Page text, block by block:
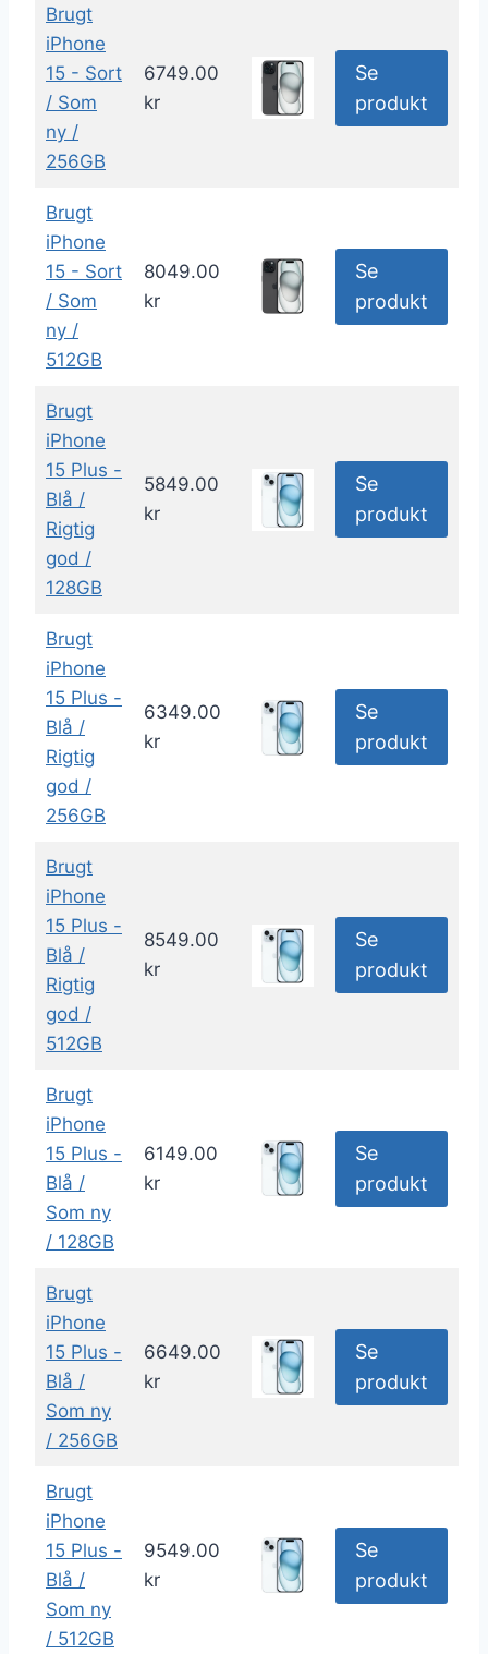
Brugt
iPhone
15 - Sort
/ Som
ny /
256GB
6749.00
kr
Se
produkt
Brugt
iPhone
15 - Sort
/ Som
ny /
512GB
8049.00
kr
Se
produkt
Brugt
iPhone
15 Plus -
Blå /
Rigtig
god /
128GB
5849.00
kr
Se
produkt
Brugt
iPhone
15 Plus -
Blå /
Rigtig
god /
256GB
6349.00
kr
Se
produkt
Brugt
iPhone
15 Plus -
Blå /
Rigtig
god /
512GB
8549.00
kr
Se
produkt
Brugt
iPhone
15 Plus -
Blå /
Som ny
/ 128GB
6149.00
kr
Se
produkt
Brugt
iPhone
15 Plus -
Blå /
Som ny
/ 256GB
6649.00
kr
Se
produkt
Brugt
iPhone
15 Plus -
Blå /
Som ny
/ 512GB
9549.00
kr
Se
produkt